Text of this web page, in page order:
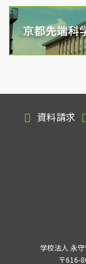
資料請求
学校法人 永
〒616-